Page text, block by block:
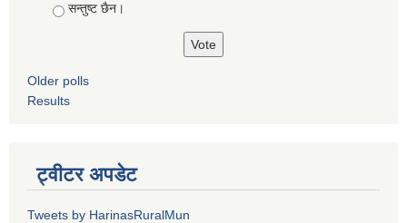
सन्तुष्ट छैन।
Older polls
Results
ट्वीटर अपडेट
Tweets by HarinasRuralMun